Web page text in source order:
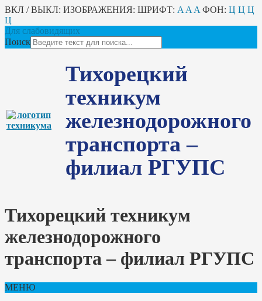
ВКЛ / ВЫКЛ: ИЗОБРАЖЕНИЯ: ШРИФТ: A A A ФОН: Ц Ц Ц
Ц
Для слабовидящих
Поиск
Тихорецкий
техникум
железнодорожного
транспорта –
филиал РГУПС
Тихорецкий техникум
железнодорожного
транспорта – филиал РГУПС
МЕНЮ